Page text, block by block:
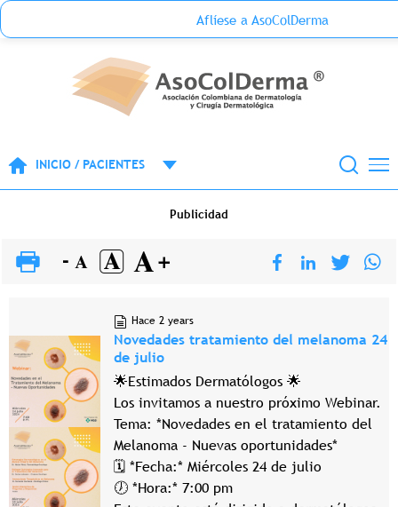
Pasar al contenido principal
Menu Top Anónimo
Aflíese a AsoColDerma
INICIO / PACIENTES
Publicidad
Hace 2 years
Novedades tratamiento del melanoma 24
de julio
🌟Estimados Dermatólogos 🌟
Los invitamos a nuestro próximo Webinar.
Tema: *Novedades en el tratamiento del
Melanoma - Nuevas oportunidades*
🗓 *Fecha:* Miércoles 24 de julio
🕖 *Hora:* 7:00 pm